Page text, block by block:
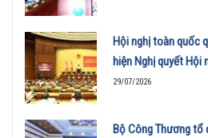
Hội nghị toàn quốc
hiện Nghị quyết Hội
29/07/2026
Bộ Công Thương tổ